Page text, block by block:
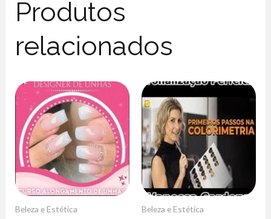
Produtos
relacionados
Beleza e Estética Beleza e Estética